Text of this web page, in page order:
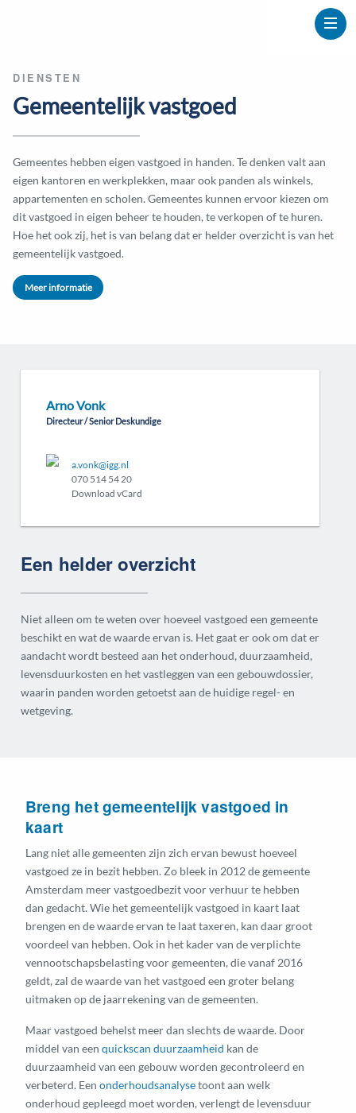
DIENSTEN
Gemeentelijk vastgoed
Gemeentes hebben eigen vastgoed in handen. Te denken valt aan
eigen kantoren en werkplekken, maar ook panden als winkels,
appartementen en scholen. Gemeentes kunnen ervoor kiezen om
dit vastgoed in eigen beheer te houden, te verkopen of te huren.
Hoe het ook zij, het is van belang dat er helder overzicht is van het
gemeentelijk vastgoed.
Meer informatie
Een helder overzicht
Niet alleen om te weten over hoeveel vastgoed een gemeente
beschikt en wat de waarde ervan is. Het gaat er ook om dat er
aandacht wordt besteed aan het onderhoud, duurzaamheid,
levensduurkosten en het vastleggen van een gebouwdossier,
waarin panden worden getoetst aan de huidige regel- en
wetgeving.
Arno Vonk
Directeur / Senior Deskundige
a.vonk@igg.nl
070 514 54 20
Download vCard
Breng het gemeentelijk vastgoed in
kaart
Lang niet alle gemeenten zijn zich ervan bewust hoeveel
vastgoed ze in bezit hebben. Zo bleek in 2012 de gemeente
Amsterdam meer vastgoedbezit voor verhuur te hebben
dan gedacht. Wie het gemeentelijk vastgoed in kaart laat
brengen en de waarde ervan te laat taxeren, kan daar groot
voordeel van hebben. Ook in het kader van de verplichte
vennootschapsbelasting voor gemeenten, die vanaf 2016
geldt, zal de waarde van het vastgoed een groter belang
uitmaken op de jaarrekening van de gemeenten.
Maar vastgoed behelst meer dan slechts de waarde. Door
middel van een quickscan duurzaamheid kan de
duurzaamheid van een gebouw worden gecontroleerd en
verbeterd. Een onderhoudsanalysetoont aan welk
onderhoud gepleegd moet worden, verlengt de levensduur